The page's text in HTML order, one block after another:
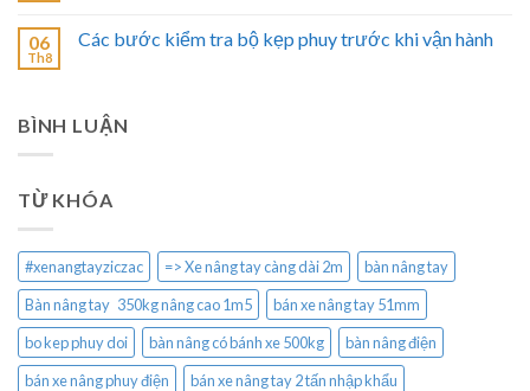
06
Th8
Các bước kiểm tra bộ kẹp phuy trước khi vận hành
BÌNH LUẬN
TỪ KHÓA
#xenangtayziczac => Xe nâng tay càng dài 2m
bàn nâng tay
Bàn nâng tay 350kg nâng cao 1m5
bán xe nâng tay 51mm
bo kep phuy doi
bàn nâng có bánh xe 500kg
bàn nâng điện
bán xe nâng phuy điện
bán xe nâng tay 2 tấn nhập khẩu